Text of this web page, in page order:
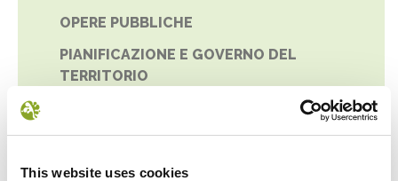
This website uses cookies
OPERE PUBBLICHE
PIANIFICAZIONE E GOVERNO DEL
TERRITORIO
INTERVENTI STRAORDINARI E DI